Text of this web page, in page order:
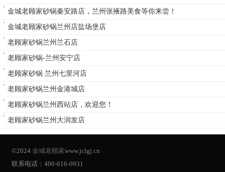
金城老顾家砂锅秦安路店，兰州张掖路美食等你来尝！
金城老顾家砂锅兰州店盐场堡店
老顾家砂锅兰州兰石店
老顾家砂锅-兰州安宁店
老顾家砂锅 兰州七里河店
老顾家砂锅兰州金港城店
老顾家砂锅兰州西站店，欢迎您！
老顾家砂锅兰州大润发店
©2024金城老顾家www.jclgj.cn
联系电话：400-616-0931